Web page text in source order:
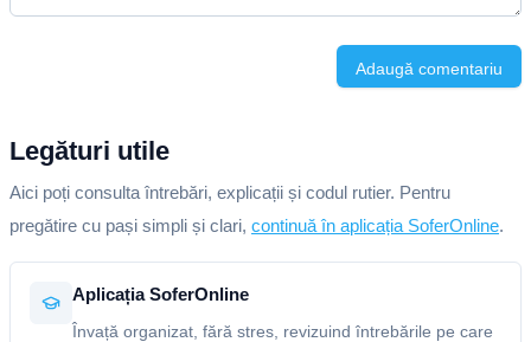
Adaugă comentariu
Legături utile
Aici poți consulta întrebări, explicații și codul rutier. Pentru
pregătire cu pași simpli și clari, continuă în aplicația SoferOnline.
Aplicația SoferOnline
Învață organizat, fără stres, revizuind întrebările pe care